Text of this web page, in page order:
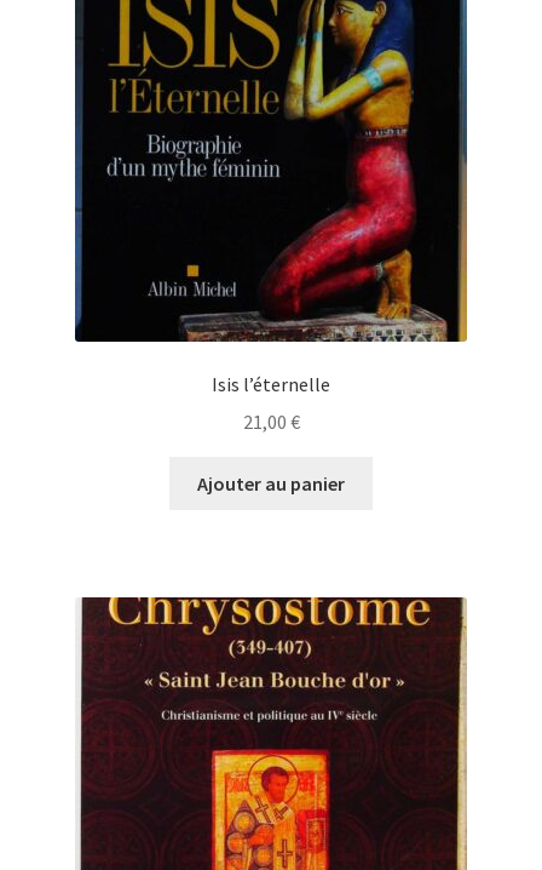
Isis l’éternelle
21,00 €
Ajouter au panier